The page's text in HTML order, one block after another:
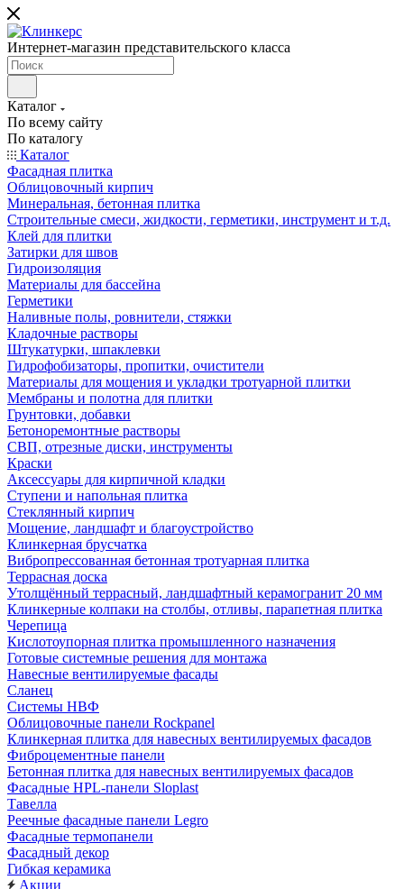
Интернет-магазин представительского класса
Каталог
По всему сайту
По каталогу
Каталог
Фасадная плитка
Облицовочный кирпич
Минеральная, бетонная плитка
Строительные смеси, жидкости, герметики, инструмент и т.д.
Клей для плитки
Затирки для швов
Гидроизоляция
Материалы для бассейна
Герметики
Наливные полы, ровнители, стяжки
Кладочные растворы
Штукатурки, шпаклевки
Гидрофобизаторы, пропитки, очистители
Материалы для мощения и укладки тротуарной плитки
Мембраны и полотна для плитки
Грунтовки, добавки
Бетоноремонтные растворы
СВП, отрезные диски, инструменты
Краски
Аксессуары для кирпичной кладки
Ступени и напольная плитка
Cтеклянный кирпич
Мощение, ландшафт и благоустройство
Клинкерная брусчатка
Вибропрессованная бетонная тротуарная плитка
Террасная доска
Утолщённый террасный, ландшафтный керамогранит 20 мм
Клинкерные колпаки на столбы, отливы, парапетная плитка
Черепица
Кислотоупорная плитка промышленного назначения
Готовые системные решения для монтажа
Навесные вентилируемые фасады
Сланец
Системы НВФ
Облицовочные панели Rockpanel
Клинкерная плитка для навесных вентилируемых фасадов
Фиброцементные панели
Бетонная плитка для навесных вентилируемых фасадов
Фасадные HPL-панели Sloplast
Тавелла
Реечные фасадные панели Legro
Фасадные термопанели
Фасадный декор
Гибкая керамика
Акции